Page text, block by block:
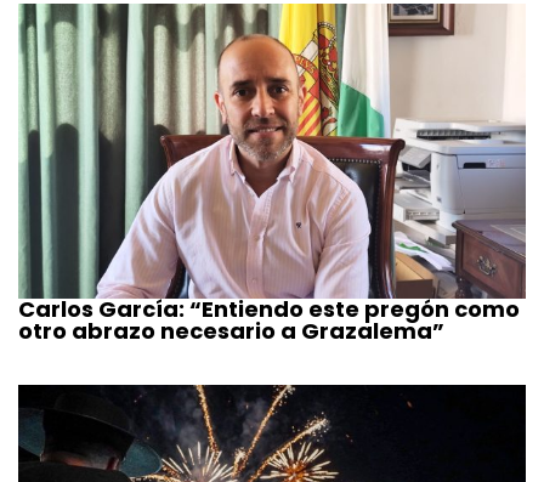
Carlos García: “Entiendo este pregón como
otro abrazo necesario a Grazalema”